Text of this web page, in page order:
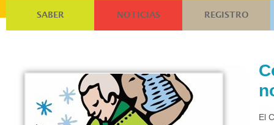
SABER NOTICIAS REGISTRO
El